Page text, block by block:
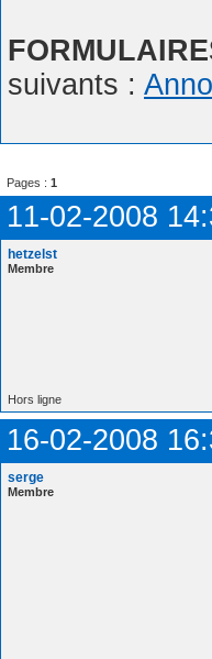
suivants :
Pages : 1
11-02-2008
hetzelst
Membre
Hors ligne
16-02-2008
serge
Membre